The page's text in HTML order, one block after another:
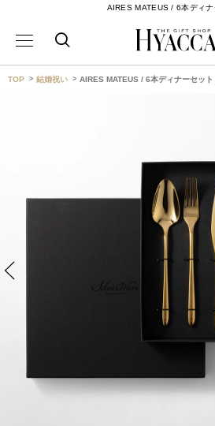
AIRES MATEUS / 6本ディ
TOP 結婚祝い AIRES MATEUS / 6本ディナーセット